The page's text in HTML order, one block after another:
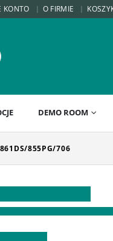
KONTO O FIRMIE
DEMO ROOM
855PG/706